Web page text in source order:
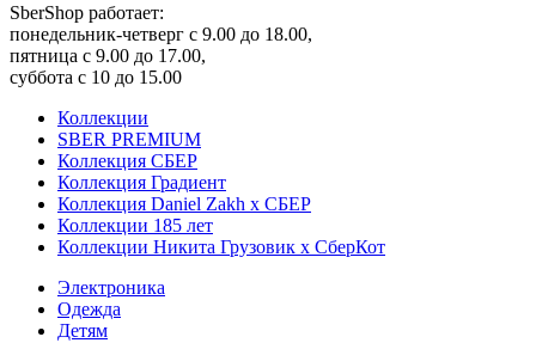
SberShop работает:
понедельник-четверг с 9.00 до 18.00,
пятница с 9.00 до 17.00,
суббота с 10 до 15.00
Коллекции
SBER PREMIUM
Коллекция СБЕР
Коллекция Градиент
Коллекция Daniel Zakh x СБЕР
Коллекции 185 лет
Коллекции Никита Грузовик х СберКот
Электроника
Одежда
Детям